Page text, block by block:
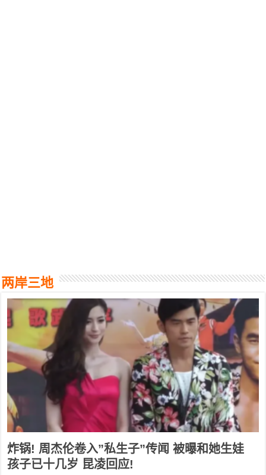
两岸三地
炸锅! 周杰伦卷入”私生子”传闻 被曝和她生娃
孩子已十几岁 昆凌回应!